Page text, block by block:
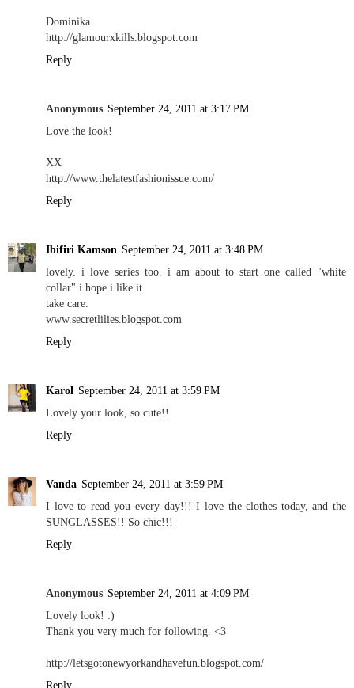
Dominika
http://glamourxkills.blogspot.com
Reply
Anonymous September 24, 2011 at 3:17 PM
Love the look!
XX
http://www.thelatestfashionissue.com/
Reply
Ibifiri Kamson September 24, 2011 at 3:48 PM
lovely. i love series too. i am about to start one called "white
collar" i hope i like it.
take care.
www.secretlilies.blogspot.com
Reply
Karol September 24, 2011 at 3:59 PM
Lovely your look, so cute!!
Reply
Vanda September 24, 2011 at 3:59 PM
I love to read you every day!!! I love the clothes today, and the
SUNGLASSES!! So chic!!!
Reply
Anonymous September 24, 2011 at 4:09 PM
Lovely look! :)
Thank you very much for following. <3
http://letsgotonewyorkandhavefun.blogspot.com/
Reply